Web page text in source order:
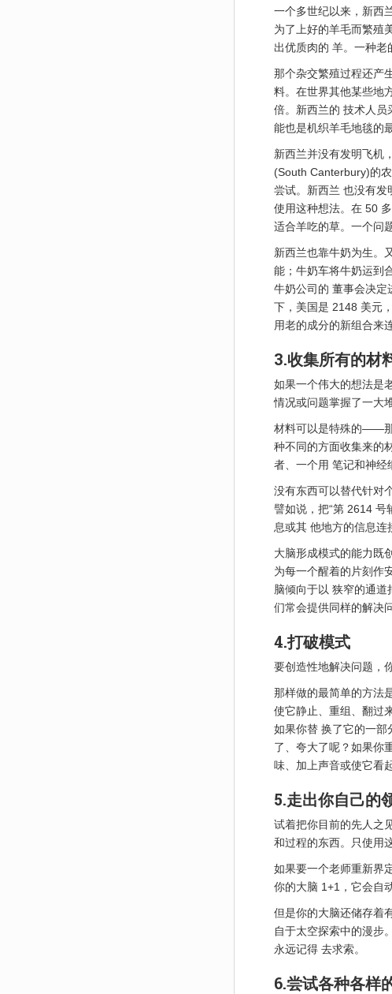
一个多世纪以来，新西
为了上好的羊毛而繁殖
出优质肉的 羊。一种老
那个杂交繁殖过程还产
料。在世界其他某些地
倍。新西兰的 技术人员
能也是机织羊毛地毯的
新西兰并没有发明飞机
(South Canterbury)的
尝试。新西兰 也没有
使用这种想法。在 50
适合羊吃的草。一个问
新西兰也靠牛奶为生。
能；牛奶车将牛奶运到
牛奶公司的 董事会决定
下，美国是 2148 美元
用老的成分的新组合来
3.收集所有的材
如果一个伟大的想法是
情况或问题掌握了一大
材料可以是特殊的——
种不同的方面收集来的
者、一个用 笔记和神经
没有东西可以替代针对
譬如说，把“第 2614 号
息或其 他地方的信息连
大脑形成模式的能力既
为每一个醒着的片刻作
脑倾向于以 狭窄的通
们常会提供同样的解决
4.打破模式
要创造性地解决问题，
那样做的最简单的方法
使它静止、重组、翻过
如果你替 换了它的一部
了、夸大了呢？如果你
味、加上声音或使它看
5.走出你自己的
试着把你目前的先人之
和过程的东西。只使用
如果要一个老师重新界
你的大脑 1+1，它会自
但是你的大脑还储存着
自于太空探索中的漫步
永远记得 去求索。
6.尝试各种各样